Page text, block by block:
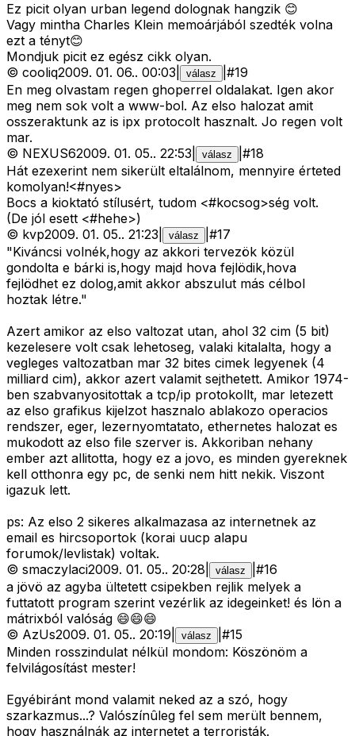
Ez picit olyan urban legend dolognak hangzik 😊
Vagy mintha Charles Klein memoárjából szedték volna
ezt a tényt😊
Mondjuk picit ez egész cikk olyan.
© cooliq2009. 01. 06.. 00:03 válasz #19
En meg olvastam regen ghoperrel oldalakat. Igen akor
meg nem sok volt a www-bol. Az elso halozat amit
osszeraktunk az is ipx protocolt hasznalt. Jo regen volt
mar.
© NEXUS62009. 01. 05.. 22:53 válasz #18
Hát ezexerint nem sikerült eltalálnom, mennyire érteted
komolyan!<#nyes>
Bocs a kioktató stílusért, tudom <#kocsog>ség volt.
(De jól esett <#hehe>)
© kvp2009. 01. 05.. 21:23 válasz #17
"Kiváncsi volnék,hogy az akkori tervezök közül
gondolta e bárki is,hogy majd hova fejlödik,hova
fejlödhet ez dolog,amit akkor abszulut más célbol
hoztak létre."
Azert amikor az elso valtozat utan, ahol 32 cim (5 bit)
kezelesere volt csak lehetoseg, valaki kitalalta, hogy a
vegleges valtozatban mar 32 bites cimek legyenek (4
milliard cim), akkor azert valamit sejthetett. Amikor 1974-
ben szabvanyositottak a tcp/ip protokollt, mar letezett
az elso grafikus kijelzot hasznalo ablakozo operacios
rendszer, eger, lezernyomtatato, ethernetes halozat es
mukodott az elso file szerver is. Akkoriban nehany
ember azt allitotta, hogy ez a jovo, es minden gyereknek
kell otthonra egy pc, de senki nem hitt nekik. Viszont
igazuk lett.
ps: Az elso 2 sikeres alkalmazasa az internetnek az
email es hircsoportok (korai uucp alapu
forumok/levlistak) voltak.
© smaczylaci2009. 01. 05.. 20:28 válasz #16
a jövö az agyba ültetett csipekben rejlik melyek a
futtatott program szerint vezérlik az idegeinket! és lön a
mátrixból valóság 😄😄😄
© AzUs2009. 01. 05.. 20:19 válasz #15
Minden rosszindulat nélkül mondom: Köszönöm a
felvilágosítást mester!
Egyébiránt mond valamit neked az a szó, hogy
szarkazmus...? Valószínûleg fel sem merült bennem,
hogy használnák az internetet a terroristák.